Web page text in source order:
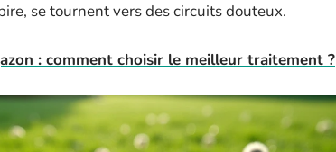
se tournent vers des circuits douteux.
: comment choisir le meilleur traitement ?